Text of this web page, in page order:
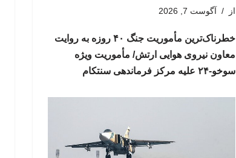
از آگوست 7, 2026
خطرناک‌ترین مأموریت جنگ ۴۰ روزه به روایت
معاون نیروی هوایی ارتش/ مأموریت ویژه
سوخو-۲۴ علیه مرکز فرماندهی سنتکام